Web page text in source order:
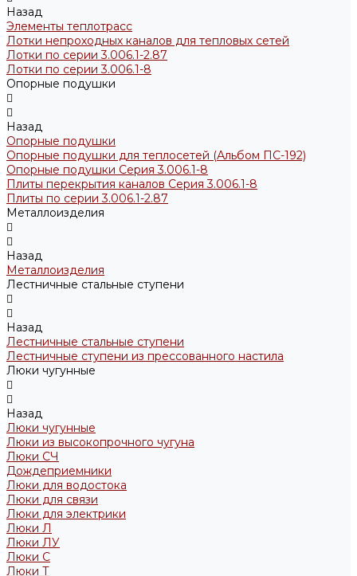
Назад
Элементы теплотрасс
Лотки непроходных каналов для тепловых сетей
Лотки по серии 3.006.1-2.87
Лотки по серии 3.006.1-8
Опорные подушки
Назад
Опорные подушки
Опорные подушки для теплосетей (Альбом ПС-192)
Опорные подушки Серия 3.006.1-8
Плиты перекрытия каналов Серия 3.006.1-8
Плиты по серии 3.006.1-2.87
Металлоизделия
Назад
Металлоизделия
Лестничные стальные ступени
Назад
Лестничные стальные ступени
Лестничные ступени из прессованного настила
Люки чугунные
Назад
Люки чугунные
Люки из высокопрочного чугуна
Люки СЧ
Дождеприемники
Люки для водостока
Люки для связи
Люки для электрики
Люки Л
Люки ЛУ
Люки С
Люки Т